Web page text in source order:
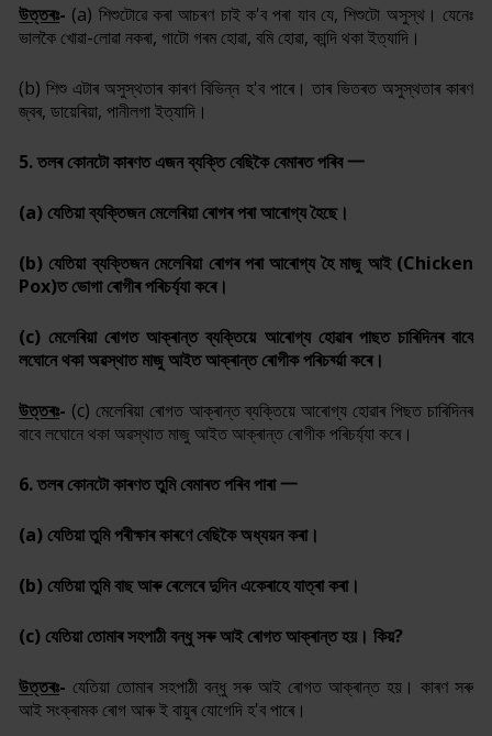
উত্তৰঃ- (a) শিশুটোৱে কৰা আচৰণ চাই ক'ব পৰা যাব যে, শিশুটো অসুস্থ। যেনেঃ
ভালকৈ খোৱা-লোৱা নকৰা, গাটো গৰম হোৱা, বমি হোৱা, কান্দি থকা ইত্যাদি।
(b) শিশু এটাৰ অসুস্থতাৰ কাৰণ বিভিন্ন হ'ব পাৰে। তাৰ ভিতৰত অসুস্থতাৰ কাৰণ
জ্বৰ, ডায়েৰিয়া, পানীলগা ইত্যাদি।
5. তলৰ কোনটো কাৰণত এজন ব্যক্তি বেছিকৈ বেমাৰত পৰিব 一
(a) যেতিয়া ব্যক্তিজন মেলেৰিয়া ৰোগৰ পৰা আৰোগ্য হৈছে।
(b) যেতিয়া ব্যক্তিজন মেলেৰিয়া ৰোগৰ পৰা আৰোগ্য হৈ মাজু আই (Chicken
Pox)ত ভোগা ৰোগীৰ পৰিচৰ্য্যা কৰে।
(c) মেলেৰিয়া ৰোগত আক্ৰান্ত ব্যক্তিয়ে আৰোগ্য হোৱাৰ পাছত চাৰিদিনৰ বাবে
লঘোনে থকা অৱস্থাত মাজু আইত আক্ৰান্ত ৰোগীক পৰিচৰ্য্য়া কৰে।
উত্তৰঃ- (c) মেলেৰিয়া ৰোগত আক্ৰান্ত ব্যক্তিয়ে আৰোগ্য হোৱাৰ পিছত চাৰিদিনৰ
বাবে লঘোনে থকা অৱস্থাত মাজু আইত আক্ৰান্ত ৰোগীক পৰিচৰ্য্যা কৰে।
6. তলৰ কোনটো কাৰণত তুমি বেমাৰত পৰিব পাৰা 一
(a) যেতিয়া তুমি পৰীক্ষাৰ কাৰণে বেছিকৈ অধ্যয়ন কৰা।
(b) যেতিয়া তুমি বাছ আৰু ৰেলেৰে দুদিন একেৰাহে যাত্ৰা কৰা।
(c) যেতিয়া তোমাৰ সহপাঠী বন্ধু সৰু আই ৰোগত আক্ৰান্ত হয়। কিয়?
উত্তৰঃ- যেতিয়া তোমাৰ সহপাঠী বন্ধু সৰু আই ৰোগত আক্ৰান্ত হয়। কাৰণ সৰু
আই সংক্ৰামক ৰোগ আৰু ই বায়ুৰ যোগেদি হ'ব পাৰে।